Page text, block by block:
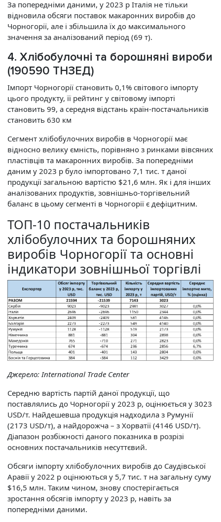
За попередніми даними, у 2023 р Італія не тільки
відновила обсяги поставок макаронних виробів до
Чорногорії, але і збільшила їх до максимального
значення за аналізований період (69 т).
4. Хлібобулочні та борошняні вироби
(190590 ТНЗЕД)
Імпорт Чорногорії становить 0,1% світового імпорту
цього продукту, її рейтинг у світовому імпорті
становить 99, а середня відстань країн-постачальників
становить 630 км
Сегмент хлібобулочних виробів в Чорногорії має
відносно велику ємність, порівняно з ринками вівсяних
пластівців та макаронних виробів. За попередніми
даним у 2023 р було імпортовано 7,1 тис. т даної
продукції загальною вартістю $21,6 млн. Як і для інших
аналізованих продуктів, зовнішньо-торгівельний
баланс в цьому сегменті в Чорногорії є дефіцитним.
ТОП-10 постачальників
хлібобулочних та борошняних
виробів Чорногорії та основні
індикатори зовнішньої торгівлі
Джерело: International Trade Center
Середню вартість партій даної продукції, що
поставлялись до Чорногорії у 2023 р, оцінюється у 3023
USD/т. Найдешевша продукція надходила з Румунії
(2173 USD/т), а найдорожча – з Хорватії (4146 USD/т).
Діапазон розбіжності даного показника в розрізі
основних постачальників несуттєвий.
Обсяги імпорту хлібобулочних виробів до Саудівської
Аравії у 2022 р оцінюються у 5,7 тис. т на загальну суму
$16,5 млн. Таким чином, знову спостерігається
зростання обсягів імпорту у 2023 р, навіть за
попередніми даними.